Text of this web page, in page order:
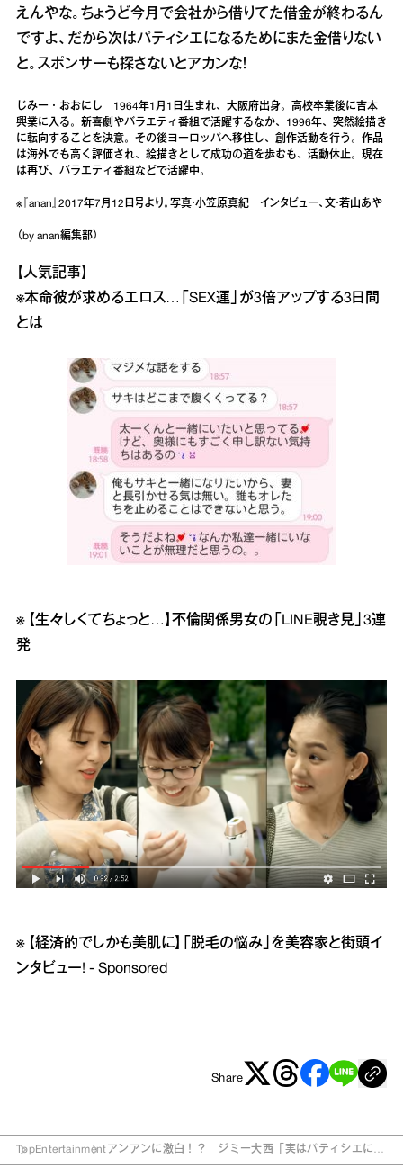
えんやな。ちょうど今月で会社から借りてた借金が終わるん
ですよ、だから次はパティシエになるためにまた金借りない
と。スポンサーも探さないとアカンな！
じみー・おおにし 1964年1月1日生まれ、大阪府出身。高校卒業後に吉本
興業に入る。新喜劇やバラエティ番組で活躍するなか、1996年、突然絵描き
に転向することを決意。その後ヨーロッパへ移住し、創作活動を行う。作品
は海外でも高く評価され、絵描きとして成功の道を歩むも、活動休止。現在
は再び、バラエティ番組などで活躍中。
※『anan』2017年7月12日号より。写真・小笠原真紀 インタビュー、文・若山あや
（by anan編集部）
【人気記事】
※本命彼が求めるエロス…「SEX運」が3倍アップする3日間
とは
※ 【生々しくてちょっと…】不倫関係男女の「LINE覗き見」3連
発
※ 【経済的でしかも美肌に】「脱毛の悩み」を美容家と街頭イ
ンタビュー! - Sponsored
Share
TopEntertainment アンアンに激白！？ ジミー大西「実はパティシエにな